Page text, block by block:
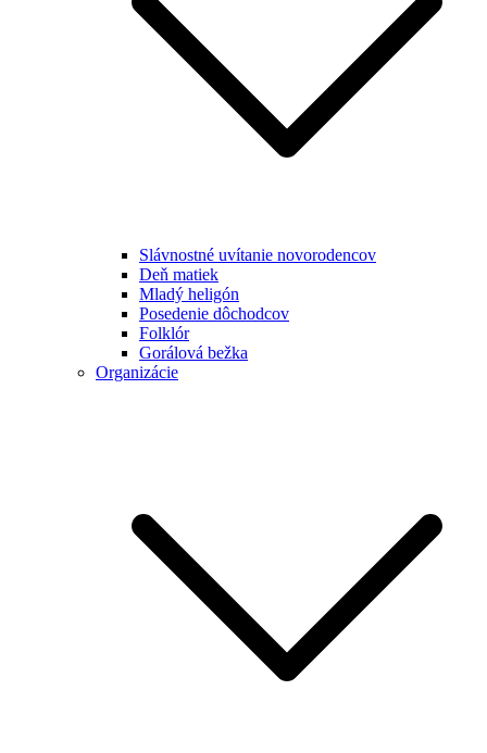
Slávnostné uvítanie novorodencov
Deň matiek
Mladý heligón
Posedenie dôchodcov
Folklór
Gorálová bežka
Organizácie